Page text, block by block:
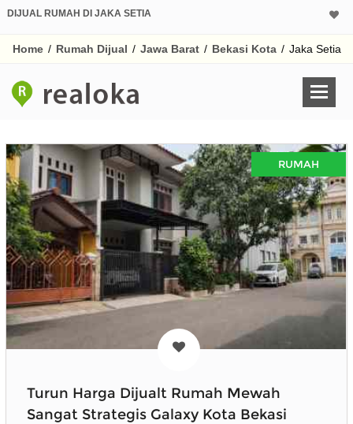
DIJUAL RUMAH DI JAKA SETIA
Home / Rumah Dijual / Jawa Barat / Bekasi Kota / Jaka Setia
RUMAH
Turun Harga Dijualt Rumah Mewah
Sangat Strategis Galaxy Kota Bekasi